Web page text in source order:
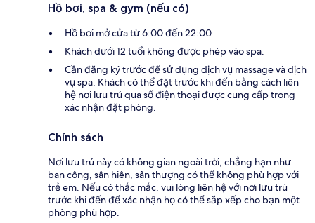
Hồ bơi, spa & gym (nếu có)
Hồ bơi mở cửa từ 6:00 đến 22:00.
Khách dưới 12 tuổi không được phép vào spa.
Cần đăng ký trước để sử dụng dịch vụ massage và dịch
vụ spa. Khách có thể đặt trước khi đến bằng cách liên
hệ nơi lưu trú qua số điện thoại được cung cấp trong
xác nhận đặt phòng.
Chính sách
Nơi lưu trú này có không gian ngoài trời, chẳng hạn như
ban công, sân hiên, sân thượng có thể không phù hợp với
trẻ em. Nếu có thắc mắc, vui lòng liên hệ với nơi lưu trú
trước khi đến để xác nhận họ có thể sắp xếp cho bạn một
phòng phù hợp.